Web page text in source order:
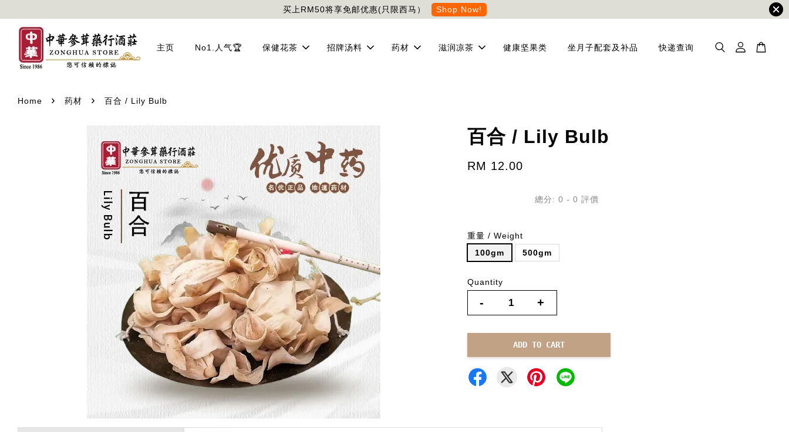
买上RM50将享免邮优惠(只限西马） Shop Now!
主页 No1.人气🏆 保健花茶 招牌汤料 药材 滋润凉茶 健康坚果类 坐月子配套及补品 快递查询
Home › 药材 › 百合 / Lily Bulb
百合 / Lily Bulb
RM 12.00
總分:0 -0 評價
重量 / Weight
100gm
500gm
Quantity
- +
ADD TO CART